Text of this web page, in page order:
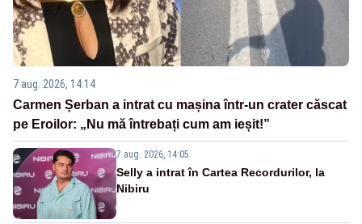
7 aug. 2026, 14:14
Carmen Șerban a intrat cu mașina într-un crater căscat
pe Eroilor: „Nu mă întrebați cum am ieșit!”
7 aug. 2026, 14:05
Selly a intrat în Cartea Recordurilor, la
Nibiru